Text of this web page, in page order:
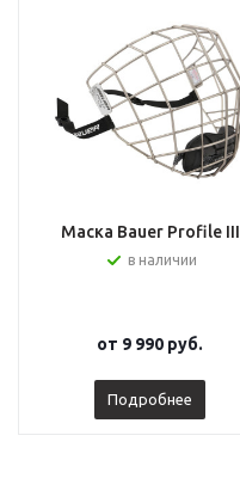
Маска Bauer Profile III
в наличии
от 9 990 руб.
Подробнее